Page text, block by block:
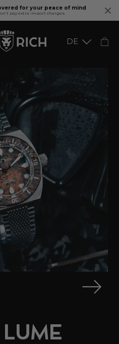
for your peace of mind
pay extra import charges.
DE
LUME